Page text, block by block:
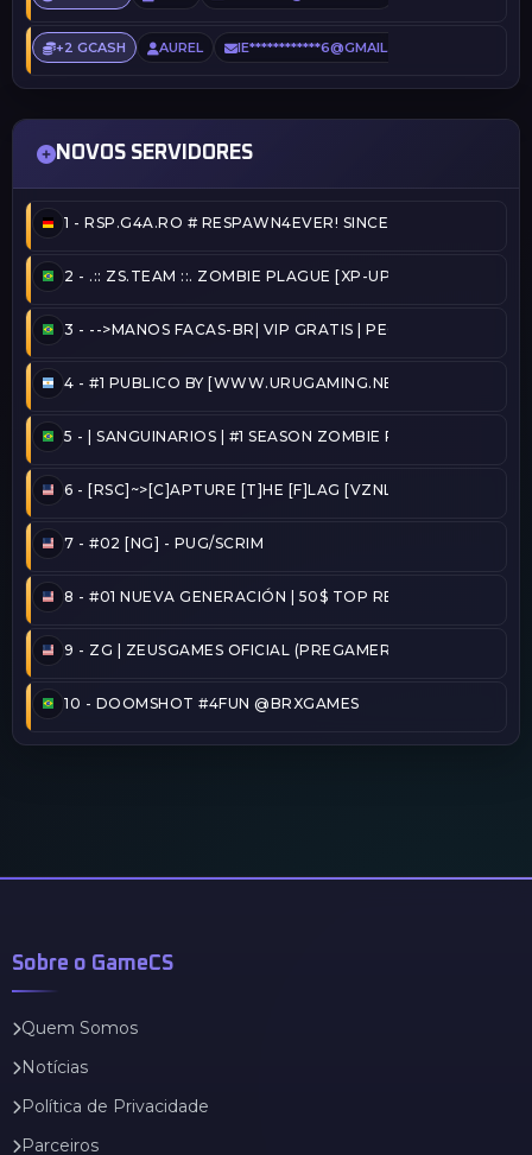
+2 GCASH AUREL IE************6@GMAIL.COM
NOVOS SERVIDORES
1 - RSP.G4A.RO # RESPAWN4EVER! SINCE 2020!
2 - .:: ZS.TEAM ::. ZOMBIE PLAGUE [XP-UPGRADES]
3 - -->MANOS FACAS-BR| VIP GRATIS | PEGA BANDEIRA -
4 - #1 PUBLICO BY [WWW.URUGAMING.NET]
5 - | SANGUINARIOS | #1 SEASON ZOMBIE PLAGUE@2026/
6 - [RSC]~>[C]APTURE [T]HE [F]LAG [VZNLA]
7 - #02 [NG] - PUG/SCRIM
8 - #01 NUEVA GENERACIÓN | 50$ TOP REINICIADO
9 - ZG | ZEUSGAMES OFICIAL (PREGAMER)
10 - DOOMSHOT #4FUN @BRXGAMES
Sobre o GameCS
Quem Somos
Notícias
Política de Privacidade
Parceiros